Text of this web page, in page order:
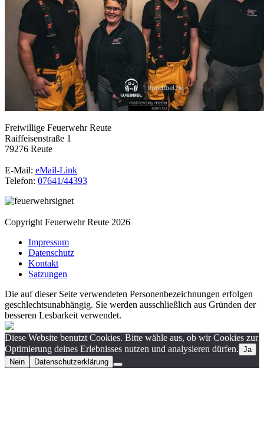
Freiwillige Feuerwehr Reute
Raiffeisenstraße 1
79276 Reute
E-Mail: eMail-Link
Telefon: 07641/44393
Copyright Feuerwehr Reute 2026
Impressum
Datenschutz
Kontakt
Satzungen
Die auf dieser Seite verwendeten Personenbezeichnungen erfolgen
geschlechtsunabhängig. Sie werden ausschließlich aus Gründen der
besseren Lesbarkeit verwendet.
Diese Website benutzt Cookies. Bitte wähle aus, ob wir Cookies zur
Optimierung deines Erlebnisses nutzen und analysieren dürfen. Ja
Nein
Datenschutzerklärung